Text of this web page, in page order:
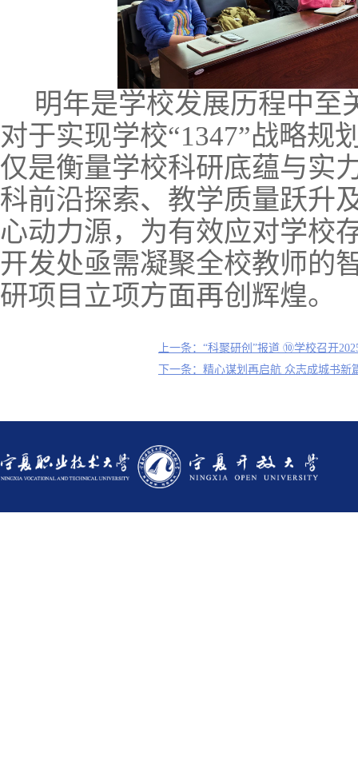
明年是学校发展历程中至
对于实现学校“1347”战略规
仅是衡量学校科研底蕴与实
科前沿探索、教学质量跃升
心动力源，为有效应对学校
开发处亟需凝聚全校教师的
研项目立项方面再创辉煌。
上一条：“科聚研创”报道 ⑩学校召开
下一条：精心谋划再启航 众志成城书